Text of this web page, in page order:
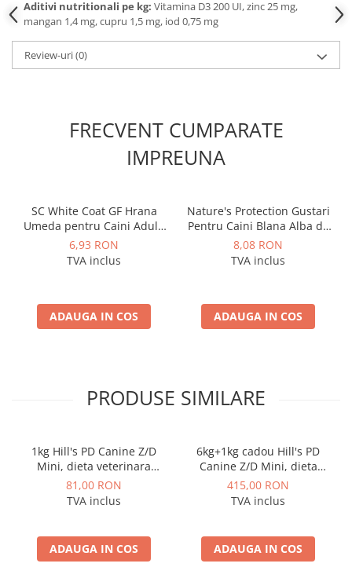
Aditivi nutritionali pe kg: Vitamina D3 200 UI, zinc 25 mg,
mangan 1,4 mg, cupru 1,5 mg, iod 0,75 mg
Review-uri(0)
FRECVENT CUMPARATE
IMPREUNA
SC White Coat GF Hrana
Umeda pentru Caini Adulti
cu Peste Alb si Krill in Sos
85 Gr
6,93 RON
TVA inclus
ADAUGA IN COS
Nature's Protection Gustari
Pentru Caini Blana Alba de
Toate Rasele cu Ton si
Biban 70g
8,08 RON
TVA inclus
ADAUGA IN COS
PRODUSE SIMILARE
1kg Hill's PD Canine Z/D
Mini, dieta veterinara
pentru caini cu probleme
dermatologice
81,00 RON
TVA inclus
ADAUGA IN COS
6kg+1kg cadou Hill's PD
Canine Z/D Mini, dieta
veterinara pentru caini cu
probleme dermatologice
415,00 RON
TVA inclus
ADAUGA IN COS